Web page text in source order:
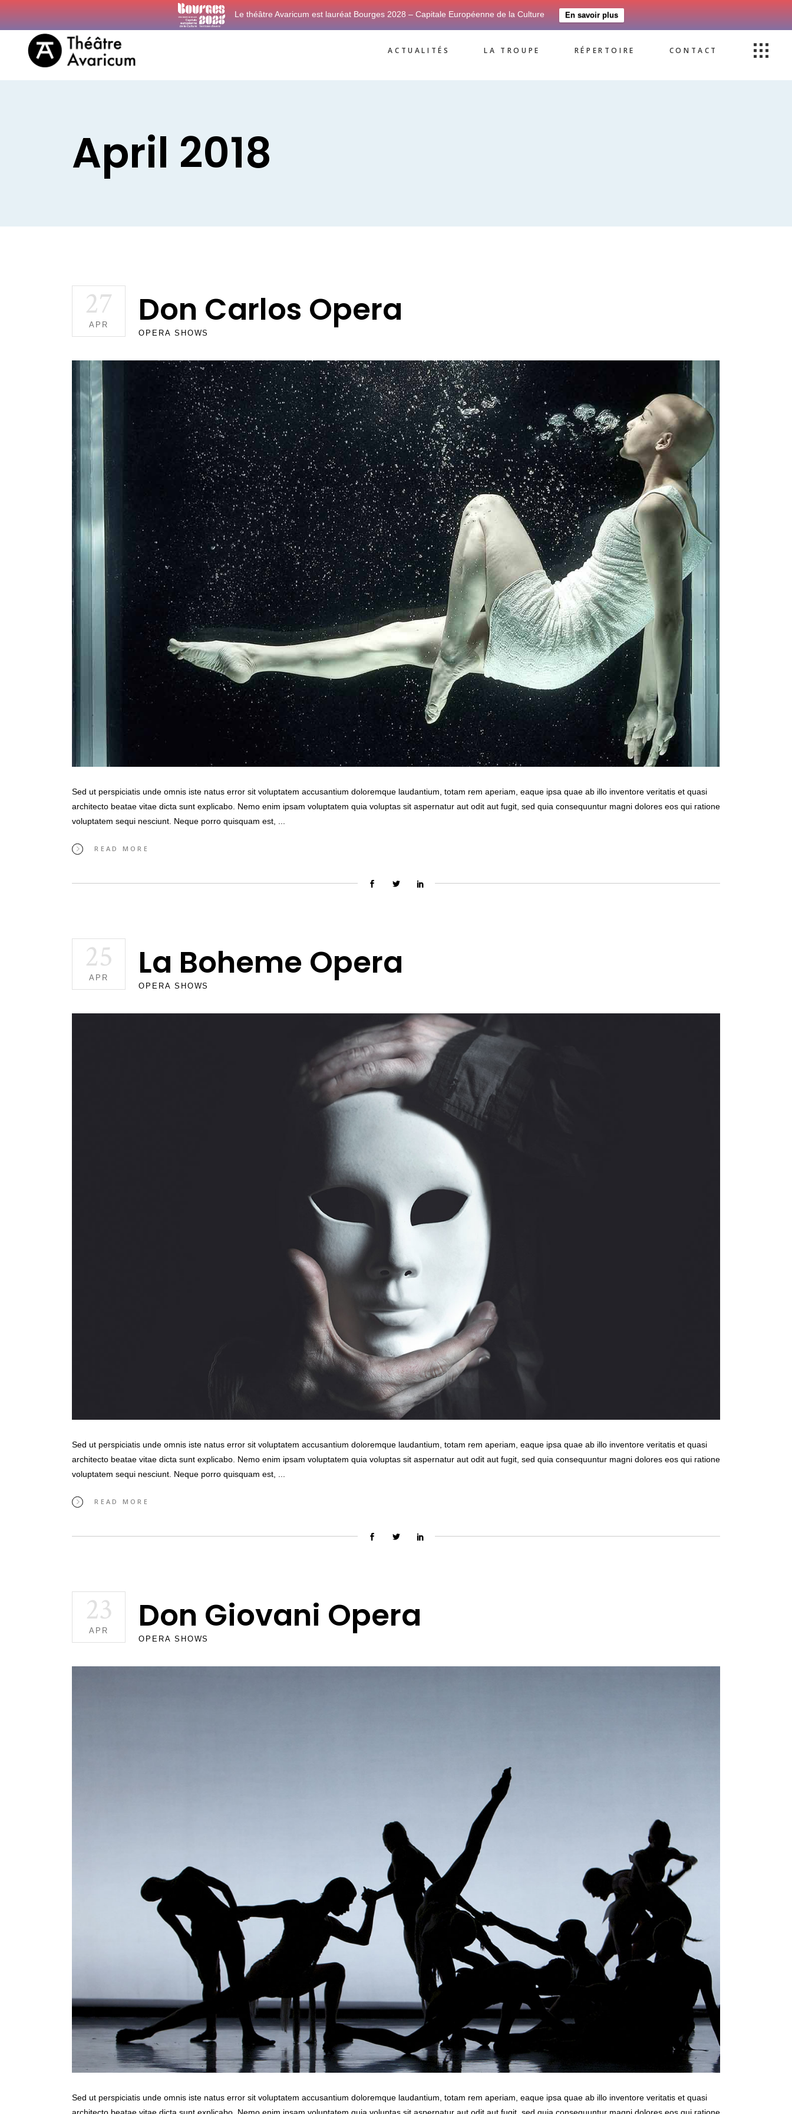
Le théâtre Avaricum est lauréat Bourges 2028 – Capitale Européenne de la Culture En savoir plus
ACTUALITÉS LA TROUPE RÉPERTOIRE CONTACT
April 2018
27
APR Don Carlos Opera
OPERA SHOWS
Sed ut perspiciatis unde omnis iste natus error sit voluptatem accusantium doloremque laudantium, totam rem aperiam, eaque ipsa quae ab illo inventore veritatis et quasi
architecto beatae vitae dicta sunt explicabo. Nemo enim ipsam voluptatem quia voluptas sit aspernatur aut odit aut fugit, sed quia consequuntur magni dolores eos qui ratione
voluptatem sequi nesciunt. Neque porro quisquam est,
READ MORE
25
APR La Boheme Opera
OPERA SHOWS
Sed ut perspiciatis unde omnis iste natus error sit voluptatem accusantium doloremque laudantium, totam rem aperiam, eaque ipsa quae ab illo inventore veritatis et quasi
architecto beatae vitae dicta sunt explicabo. Nemo enim ipsam voluptatem quia voluptas sit aspernatur aut odit aut fugit, sed quia consequuntur magni dolores eos qui ratione
voluptatem sequi nesciunt. Neque porro quisquam est,
READ MORE
23
APR Don Giovani Opera
OPERA SHOWS
Sed ut perspiciatis unde omnis iste natus error sit voluptatem accusantium doloremque laudantium, totam rem aperiam, eaque ipsa quae ab illo inventore veritatis et quasi